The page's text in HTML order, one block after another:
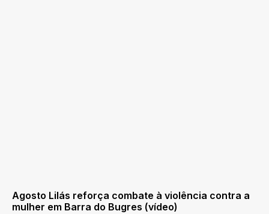
Agosto Lilás reforça combate à violência contra a
mulher em Barra do Bugres (vídeo)